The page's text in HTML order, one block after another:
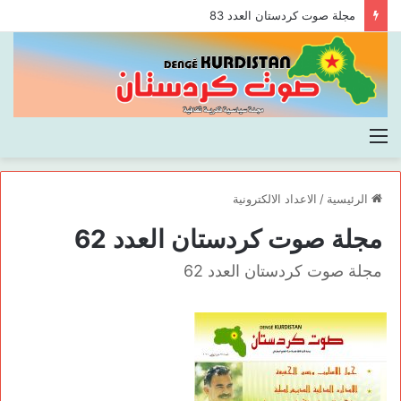
مجلة صوت كردستان العدد 83
القائمة
الرئيسية / الاعداد الالكترونية
مجلة صوت كردستان العدد 62
مجلة صوت كردستان العدد 62